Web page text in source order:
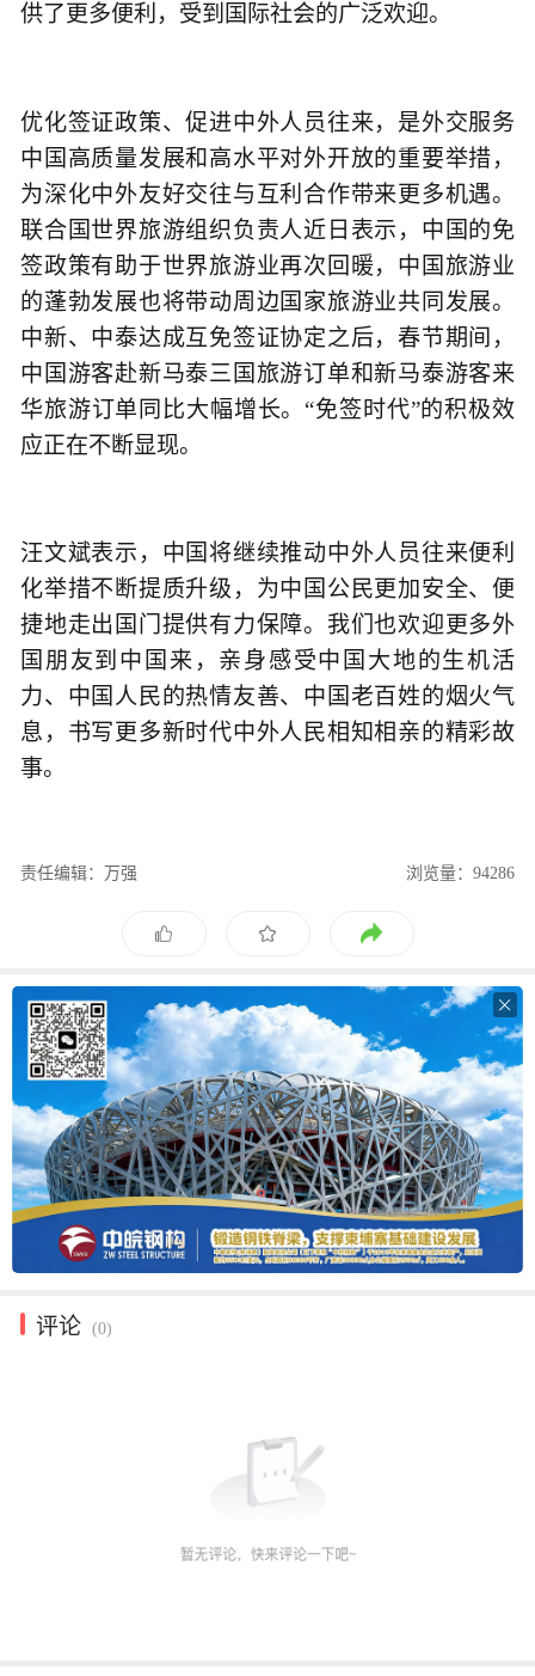
供了更多便利，受到国际社会的广泛欢迎。
优化签证政策、促进中外人员往来，是外交服务
中国高质量发展和高水平对外开放的重要举措，
为深化中外友好交往与互利合作带来更多机遇。
联合国世界旅游组织负责人近日表示，中国的免
签政策有助于世界旅游业再次回暖，中国旅游业
的蓬勃发展也将带动周边国家旅游业共同发展。
中新、中泰达成互免签证协定之后，春节期间，
中国游客赴新马泰三国旅游订单和新马泰游客来
华旅游订单同比大幅增长。“免签时代”的积极效
应正在不断显现。
汪文斌表示，中国将继续推动中外人员往来便利
化举措不断提质升级，为中国公民更加安全、便
捷地走出国门提供有力保障。我们也欢迎更多外
国朋友到中国来，亲身感受中国大地的生机活
力、中国人民的热情友善、中国老百姓的烟火气
息，书写更多新时代中外人民相知相亲的精彩故
事。
责任编辑：万强 浏览量：94286

评论 (0)